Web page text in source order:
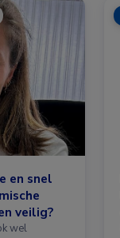
en snel
veilig?
wel